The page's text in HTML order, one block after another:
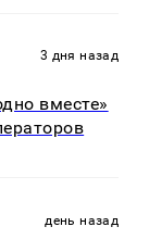
3 дня назад
вместе»
день назад